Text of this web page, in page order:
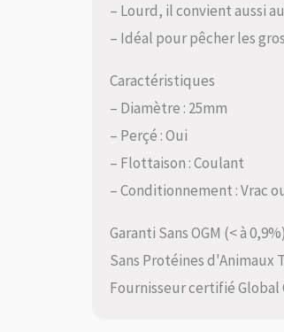
– Lourd, il convient aussi
– Idéal pour pêcher les
Caractéristiques
– Diamètre : 25mm
– Perçé : Oui
– Flottaison : Coulant
– Conditionnement : Vrac
Garanti Sans OGM (< à 0,9%)
Sans Protéines d'Animaux
Fournisseur certifié Global